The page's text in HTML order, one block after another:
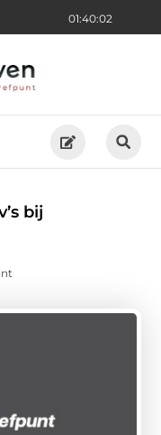
01:40:03
bij